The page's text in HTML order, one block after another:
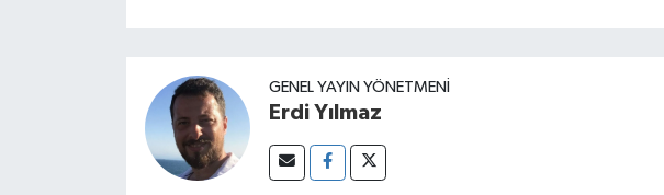
GENEL YAYIN YÖNETMENI
Erdi Yılmaz